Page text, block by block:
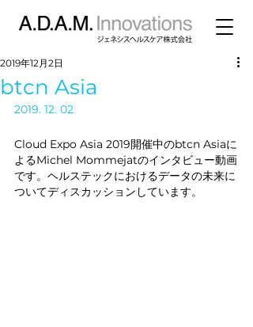
btcn Asia
2019年12月2日
2019. 12. 02
Cloud Expo Asia 2019開催中のbtcn Asiaに
よるMichel Mommejatのインタビュー動画
です。ヘルステックにおけるデータの未来に
ついてディスカッションしています。